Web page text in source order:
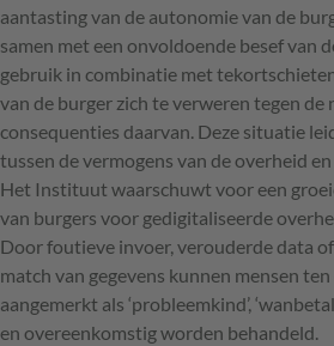
aantasting van de autonomie van de
samen met een onvoldoende besef van
gebruik in combinatie met
van de burger zich te verweren tegen de
consequenties daarvan. Deze situatie
tussen de vermogens van de overheid en
Het Instituut waarschuwt voor een
van burgers voor gedigitaliseerde
Door foutieve invoer, verouderde data
match van gegevens kunnen mensen
aangemerkt als ‘probleemkind’,
en overeenkomstig worden behandeld.